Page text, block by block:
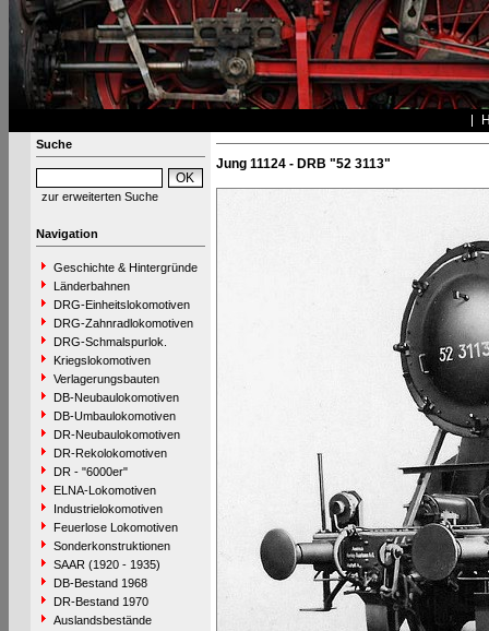
Suche
zur erweiterten Suche
Navigation
Geschichte & Hintergründe
Länderbahnen
DRG-Einheitslokomotiven
DRG-Zahnradlokomotiven
DRG-Schmalspurlok.
Kriegslokomotiven
Verlagerungsbauten
DB-Neubaulokomotiven
DB-Umbaulokomotiven
DR-Neubaulokomotiven
DR-Rekolokomotiven
DR - "6000er"
ELNA-Lokomotiven
Industrielokomotiven
Feuerlose Lokomotiven
Sonderkonstruktionen
SAAR (1920 - 1935)
DB-Bestand 1968
DR-Bestand 1970
Auslandsbestände
Jung 11124 - DRB "52 3113"